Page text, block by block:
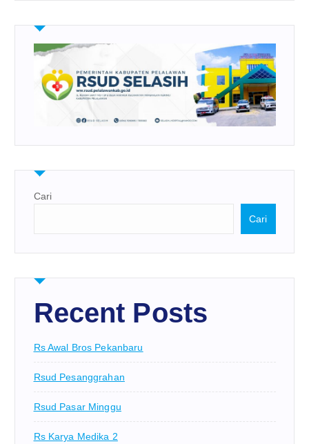
Cari
Cari
Recent Posts
Rs Awal Bros Pekanbaru
Rsud Pesanggrahan
Rsud Pasar Minggu
Rs Karya Medika 2